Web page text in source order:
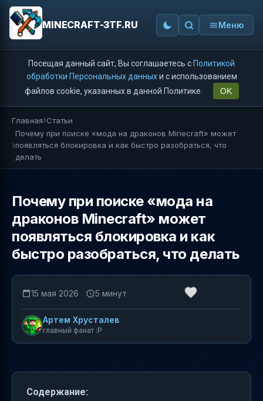
MINECRAFT-3TF.RU Меню
Посещая данный сайт, Вы соглашаетесь с Политикой
обработки Персональных данныхи с использованием
файлов cookie, указанных в данной Политике.
OK
Главная Статьи
Почему при поиске «мода на драконов Minecraft» может
появляться блокировка и как быстро разобраться, что
делать
Почему при поиске «мода на
драконов Minecraft» может
появляться блокировка и как
быстро разобраться, что делать
15 мая 2026 5 минут
Артем Хрусталев
главный фанат :P
Содержание: